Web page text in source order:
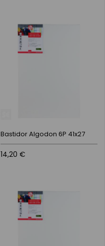
Bastidor Algodon 6P 41x27
14,20 €